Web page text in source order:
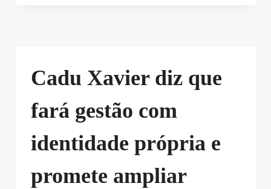
Cadu Xavier diz que
fará gestão com
identidade própria e
promete ampliar